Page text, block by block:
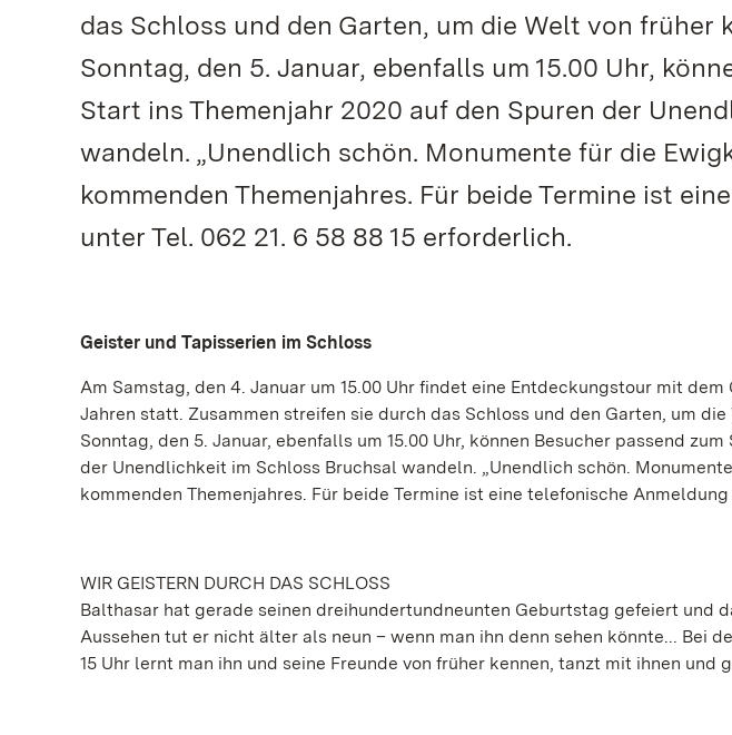
das Schloss und den Garten, um die Welt von früher
Sonntag, den 5. Januar, ebenfalls um 15.00 Uhr,
Start ins Themenjahr 2020 auf den Spuren der
wandeln. „Unendlich schön. Monumente für die
kommenden Themenjahres. Für beide Termine ist
unter Tel. 062 21. 6 58 88 15 erforderlich.
Geister und Tapisserien im Schloss
Am Samstag, den 4. Januar um 15.00 Uhr findet eine Entdeckungstour mit
Jahren statt. Zusammen streifen sie durch das Schloss und den Garten, um
Sonntag, den 5. Januar, ebenfalls um 15.00 Uhr, können Besucher passend
der Unendlichkeit im Schloss Bruchsal wandeln. „Unendlich schön.
kommenden Themenjahres. Für beide Termine ist eine telefonische
WIR GEISTERN DURCH DAS SCHLOSS
Balthasar hat gerade seinen dreihundertundneunten Geburtstag gefeiert und
Aussehen tut er nicht älter als neun – wenn man ihn denn sehen könnte... Bei
15 Uhr lernt man ihn und seine Freunde von früher kennen, tanzt mit ihnen und